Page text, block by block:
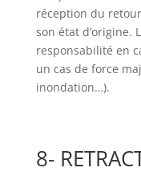
réception du
son état d’origine.
responsabilité en
un cas de force
inondation…).
8-